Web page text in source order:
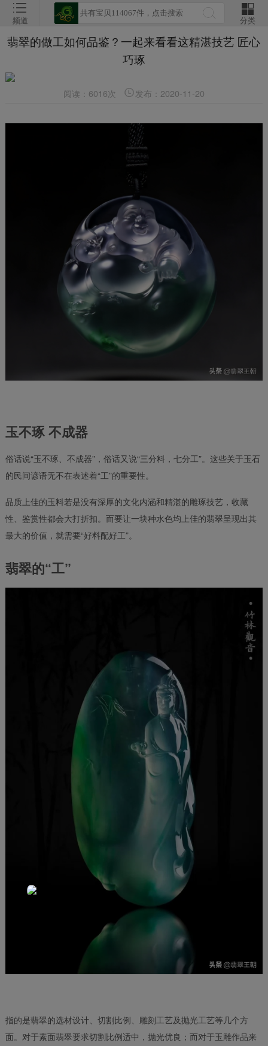
频道 分类
翡翠的做工如何品鉴？一起来看看这精湛技艺 匠心
巧琢
阅读：6016次 发布：2020-11-20
玉不琢 不成器
俗话说“玉不琢、不成器”，俗话又说“三分料，七分工”。这些关于玉石
的民间谚语无不在表述着“工”的重要性。
品质上佳的玉料若是没有深厚的文化内涵和精湛的雕琢技艺，收藏
性、鉴赏性都会大打折扣。而要让一块种水色均上佳的翡翠呈现出其
最大的价值，就需要“好料配好工”。
翡翠的“工”
指的是翡翠的选材设计、切割比例、雕刻工艺及抛光工艺等几个方
面。对于素面翡翠要求切割比例适中，抛光优良；而对于玉雕作品来